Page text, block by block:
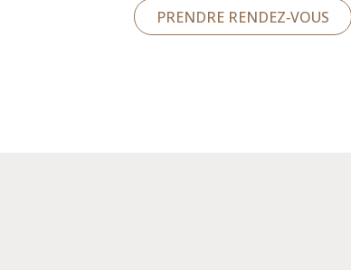
PRENDRE RENDEZ‑VOUS